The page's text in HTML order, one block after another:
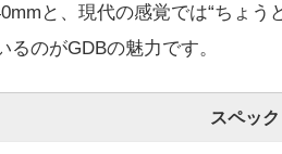
と、現代の感覚では“ちょう
のがGDBの魅力です。
スペック